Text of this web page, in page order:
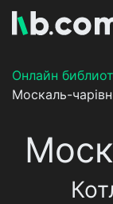
Онлайн
Москаль-